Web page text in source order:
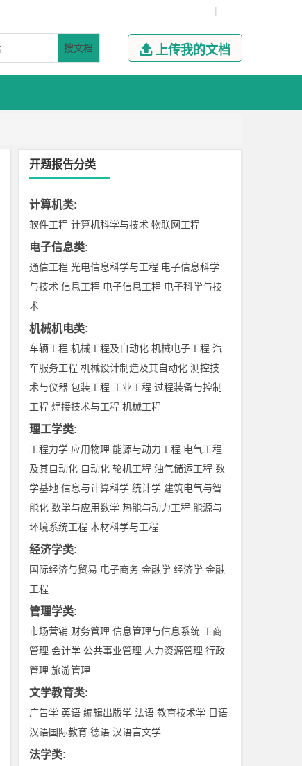
|
搜文档  上传我的文档
开题报告分类
计算机类:
软件工程 计算机科学与技术 物联网工程
电子信息类:
通信工程 光电信息科学与工程 电子信息科学
与技术 信息工程 电子信息工程 电子科学与技
术
机械机电类:
车辆工程 机械工程及自动化 机械电子工程 汽
车服务工程 机械设计制造及其自动化 测控技
术与仪器 包装工程 工业工程 过程装备与控制
工程 焊接技术与工程 机械工程
理工学类:
工程力学 应用物理 能源与动力工程 电气工程
及其自动化 自动化 轮机工程 油气储运工程 数
学基地 信息与计算科学 统计学 建筑电气与智
能化 数学与应用数学 热能与动力工程 能源与
环境系统工程 木材科学与工程
经济学类:
国际经济与贸易 电子商务 金融学 经济学 金融
工程
管理学类:
市场营销 财务管理 信息管理与信息系统 工商
管理 会计学 公共事业管理 人力资源管理 行政
管理 旅游管理
文学教育类:
广告学 英语 编辑出版学 法语 教育技术学 日语
汉语国际教育 德语 汉语言文学
法学类: